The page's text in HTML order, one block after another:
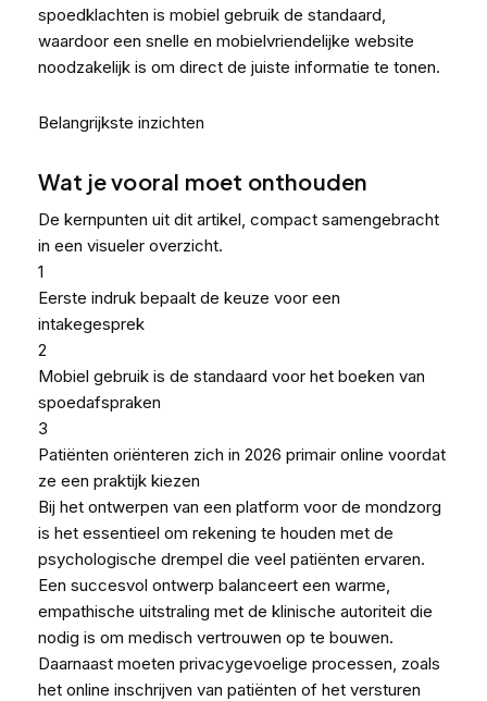
spoedklachten is mobiel gebruik de standaard,
waardoor een snelle en mobielvriendelijke website
noodzakelijk is om direct de juiste informatie te tonen.
Belangrijkste inzichten
Wat je vooral moet onthouden
De kernpunten uit dit artikel, compact samengebracht
in een visueler overzicht.
1
Eerste indruk bepaalt de keuze voor een
intakegesprek
2
Mobiel gebruik is de standaard voor het boeken van
spoedafspraken
3
Patiënten oriënteren zich in 2026 primair online voordat
ze een praktijk kiezen
Bij het ontwerpen van een platform voor de mondzorg
is het essentieel om rekening te houden met de
psychologische drempel die veel patiënten ervaren.
Een succesvol ontwerp balanceert een warme,
empathische uitstraling met de klinische autoriteit die
nodig is om medisch vertrouwen op te bouwen.
Daarnaast moeten privacygevoelige processen, zoals
het online inschrijven van patiënten of het versturen